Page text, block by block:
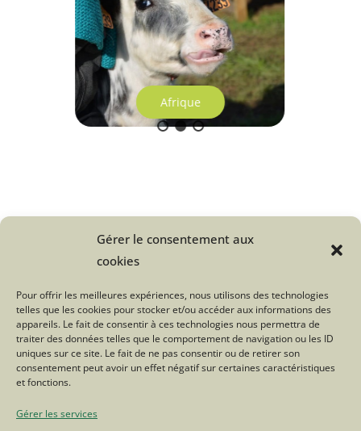
Gérer le consentement aux
cookies
Pour offrir les meilleures expériences, nous utilisons des technologies
telles que les cookies pour stocker et/ou accéder aux informations des
appareils. Le fait de consentir à ces technologies nous permettra de
traiter des données telles que le comportement de navigation ou les ID
uniques sur ce site. Le fait de ne pas consentir ou de retirer son
consentement peut avoir un effet négatif sur certaines caractéristiques
et fonctions.
Gérer les services
Afrique
Une question sur le Troupeau du
Cliquez ici
Tweetez Partagez